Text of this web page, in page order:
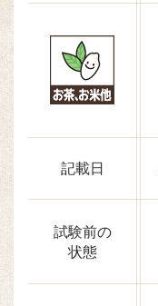
記載日
試験前の
状態